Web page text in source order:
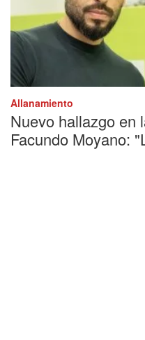
Allanamiento
Nuevo hallazgo en
Facundo Moyano: